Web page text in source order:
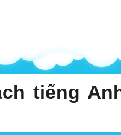
tiếng